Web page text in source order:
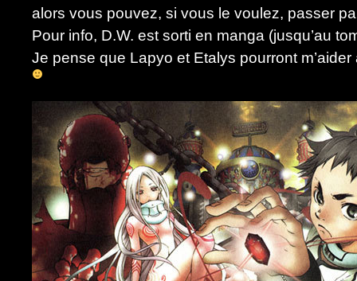
alors vous pouvez, si vous le voulez, passer
Pour info, D.W. est sorti en manga (jusqu’au
Je pense que Lapyo et Etalys pourront